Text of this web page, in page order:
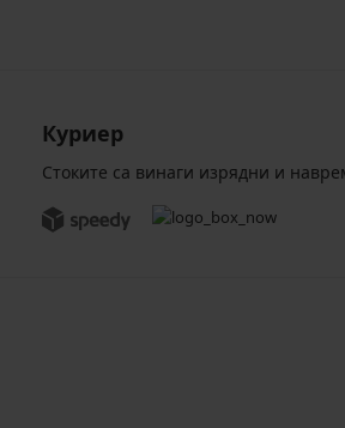
Куриер
Стоките са винаги изрядни и